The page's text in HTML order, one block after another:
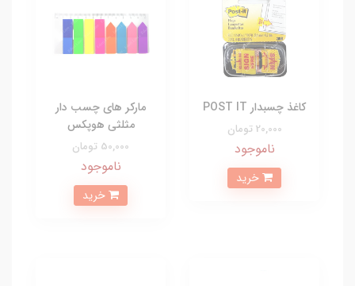
کاغذ چسبدار POST IT
20,000 تومان
ناموجود
مارکر های چسب دار
مثلثی هوپکس
50,000 تومان
ناموجود